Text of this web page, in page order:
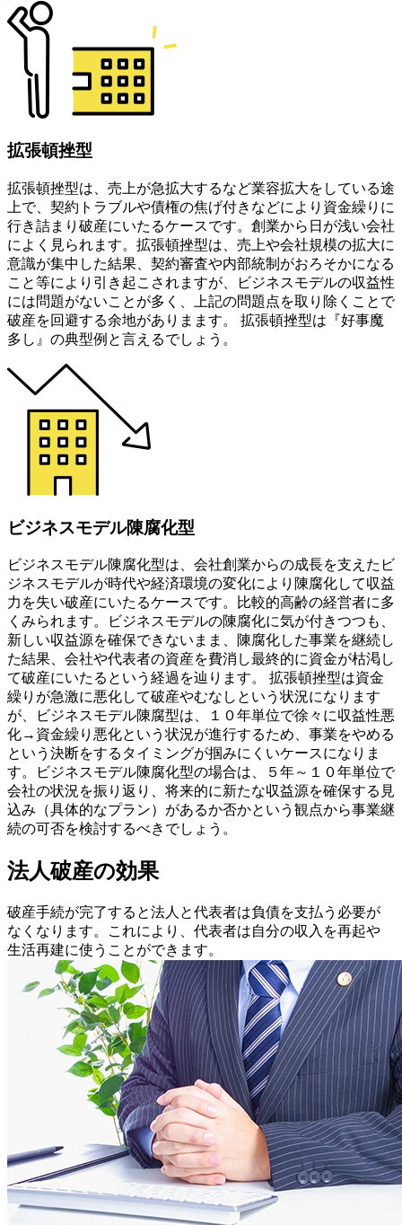
拡張頓挫型
拡張頓挫型は、売上が急拡大するなど業容拡大をしている途
上で、契約トラブルや債権の焦げ付きなどにより資金繰りに
行き詰まり破産にいたるケースです。創業から日が浅い会社
によく見られます。拡張頓挫型は、売上や会社規模の拡大に
意識が集中した結果、契約審査や内部統制がおろそかになる
こと等により引き起こされますが、ビジネスモデルの収益性
には問題がないことが多く、上記の問題点を取り除くことで
破産を回避する余地がありまます。 拡張頓挫型は『好事魔
多し』の典型例と言えるでしょう。
ビジネスモデル陳腐化型
ビジネスモデル陳腐化型は、会社創業からの成長を支えたビ
ジネスモデルが時代や経済環境の変化により陳腐化して収益
力を失い破産にいたるケースです。比較的高齢の経営者に多
くみられます。ビジネスモデルの陳腐化に気が付きつつも、
新しい収益源を確保できないまま、陳腐化した事業を継続し
た結果、会社や代表者の資産を費消し最終的に資金が枯渇し
て破産にいたるという経過を辿ります。 拡張頓挫型は資金
繰りが急激に悪化して破産やむなしという状況になります
が、ビジネスモデル陳腐型は、１０年単位で徐々に収益性悪
化→資金繰り悪化という状況が進行するため、事業をやめる
という決断をするタイミングが掴みにくいケースになりま
す。ビジネスモデル陳腐化型の場合は、５年～１０年単位で
会社の状況を振り返り、将来的に新たな収益源を確保する見
込み（具体的なプラン）があるか否かという観点から事業継
続の可否を検討するべきでしょう。
法人破産の効果
破産手続が完了すると法人と代表者は負債を支払う必要が
なくなります。これにより、代表者は自分の収入を再起や
生活再建に使うことができます。